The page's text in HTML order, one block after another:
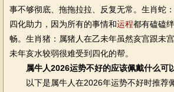
事不够彻底、拖拖拉拉、反复无常。生肖蛇
四化助力，因为所有的事情和运程都有磕磕
畅。生肖猪：属猪人在乙未年虽然亥宫跟未
未年亥水较弱很难受到四化的帮。
属牛人2026运势不好的应该佩戴什么可
以下是属牛人在2026年运势不好时推荐